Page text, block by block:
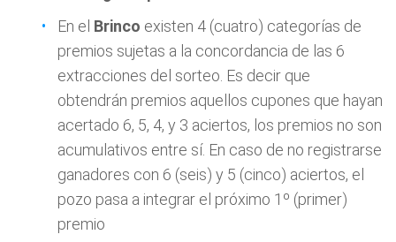
En el Brinco existen 4 (cuatro) categorías de
premios sujetas a la concordancia de las 6
extracciones del sorteo. Es decir que
obtendrán premios aquellos cupones que hayan
acertado 6, 5, 4, y 3 aciertos, los premios no son
acumulativos entre sí. En caso de no registrarse
ganadores con 6 (seis) y 5 (cinco) aciertos, el
pozo pasa a integrar el próximo 1º (primer)
premio